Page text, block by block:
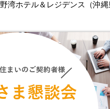
ホテル＆レジデンス（沖縄